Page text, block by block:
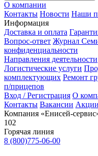
О компании
Контакты Новости Наши
Информация
Доставка и оплата
Вопрос-ответ Журнал
конфиденциальности
Направления деятельности
Логистические услуги
комплектующих Ремонт
п/прицепов
Вход / Регистрация О
Контакты Вакансии Акции
Компания «Енисей-
102
Горячая линия
8 (800)775-06-00